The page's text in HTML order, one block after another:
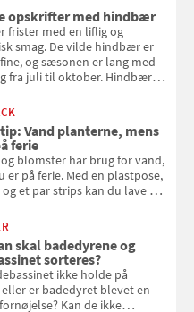
opskrifter med hindbær
frister med en liflig og
smag. De vilde hindbær er
og sæsonen er lang med
fra juli til oktober. Hindbær
dine hindbær i alt fra
og salater til is og syltning.
Vand planterne, mens
ferie
blomster har brug for vand,
er på ferie. Med en plastpose,
et par strips kan du lave dit
om at vande eller
til døde planter
skal badedyrene og
sorteres?
ikke holde på
er badedyret blevet en
Kan de ikke